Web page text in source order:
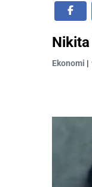
Nikita
Ekonomi |